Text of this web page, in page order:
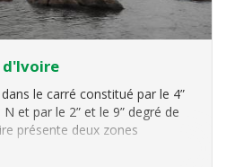
d'Ivoire
le carré constitué par le 4”
et par le 2” et le 9” degré de
présente deux zones
avec les deux